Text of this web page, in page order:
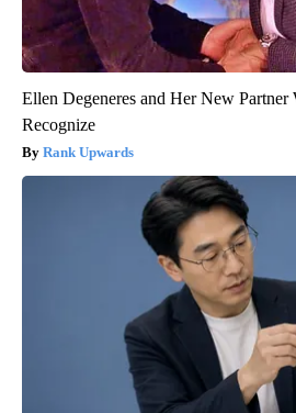
Ellen Degeneres and Her New
Recognize
Rank Upwards